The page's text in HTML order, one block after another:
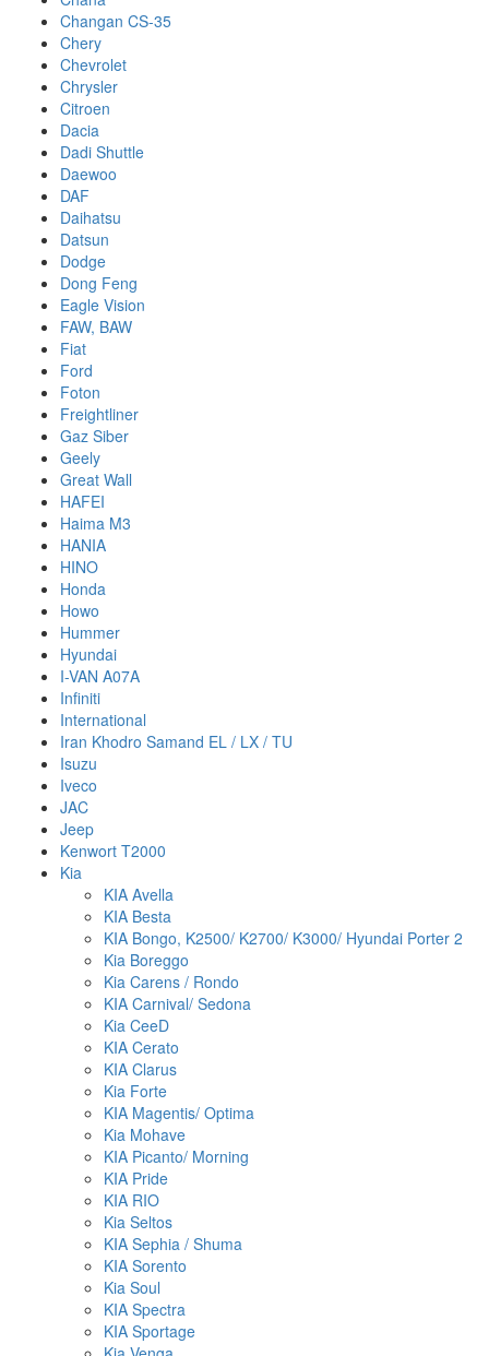
Changan CS-35
Chery
Chevrolet
Chrysler
Citroen
Dacia
Dadi Shuttle
Daewoo
DAF
Daihatsu
Datsun
Dodge
Dong Feng
Eagle Vision
FAW, BAW
Fiat
Ford
Foton
Freightliner
Gaz Siber
Geely
Great Wall
HAFEI
Haima M3
HANIA
HINO
Honda
Howo
Hummer
Hyundai
I-VAN A07A
Infiniti
International
Iran Khodro Samand EL / LX / TU
Isuzu
Iveco
JAC
Jeep
Kenwort T2000
Kia
KIA Avella
KIA Besta
KIA Bongo, K2500/ K2700/ K3000/ Hyundai Porter 2
Kia Boreggo
Kia Carens / Rondo
KIA Carnival/ Sedona
Kia CeeD
KIA Cerato
KIA Clarus
Kia Forte
KIA Magentis/ Optima
Kia Mohave
KIA Picanto/ Morning
KIA Pride
KIA RIO
Kia Seltos
KIA Sephia / Shuma
KIA Sorento
Kia Soul
KIA Spectra
KIA Sportage